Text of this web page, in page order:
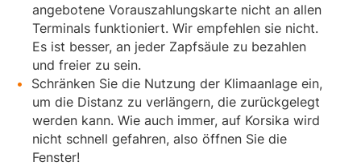
angebotene Vorauszahlungskarte nicht an allen
Terminals funktioniert. Wir empfehlen sie nicht.
Es ist besser, an jeder Zapfsäule zu bezahlen
und freier zu sein.
Schränken Sie die Nutzung der Klimaanlage ein,
um die Distanz zu verlängern, die zurückgelegt
werden kann. Wie auch immer, auf Korsika wird
nicht schnell gefahren, also öffnen Sie die
Fenster!